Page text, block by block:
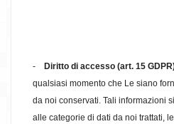
- Diritto di accesso (art. 15
qualsiasi momento che Le siano
da noi conservati. Tali informazioni
alle categorie di dati da noi trattati,